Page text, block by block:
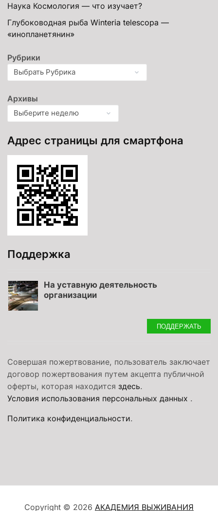
Наука Космология — что изучает?
Глубоководная рыба Winteria telescopa —
«инопланетянин»
Рубрики
Архивы
Адрес страницы для смартфона
Поддержка
На уставную деятельность
организации
ПОДДЕРЖАТЬ
Совершая пожертвование, пользователь заключает
договор пожертвования путем акцепта публичной
оферты, которая находится здесь.
Условия использования персональных данных .
Политика конфиденциальности.
Copyright © 2026 АКАДЕМИЯ ВЫЖИВАНИЯ